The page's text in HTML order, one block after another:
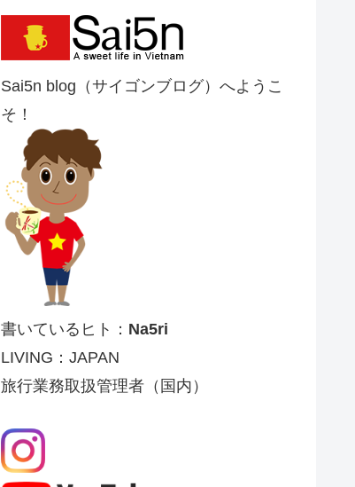
Sai5n blog（サイゴンブログ）へようこ
そ！
書いているヒト： Na5ri
LIVING：JAPAN
旅行業務取扱管理者（国内）